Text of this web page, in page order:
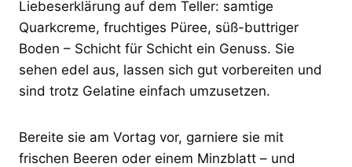
Liebeserklärung auf dem Teller: samtige
Quarkcreme, fruchtiges Püree, süß-buttriger
Boden – Schicht für Schicht ein Genuss. Sie
sehen edel aus, lassen sich gut vorbereiten und
sind trotz Gelatine einfach umzusetzen.
Bereite sie am Vortag vor, garniere sie mit
frischen Beeren oder einem Minzblatt – und